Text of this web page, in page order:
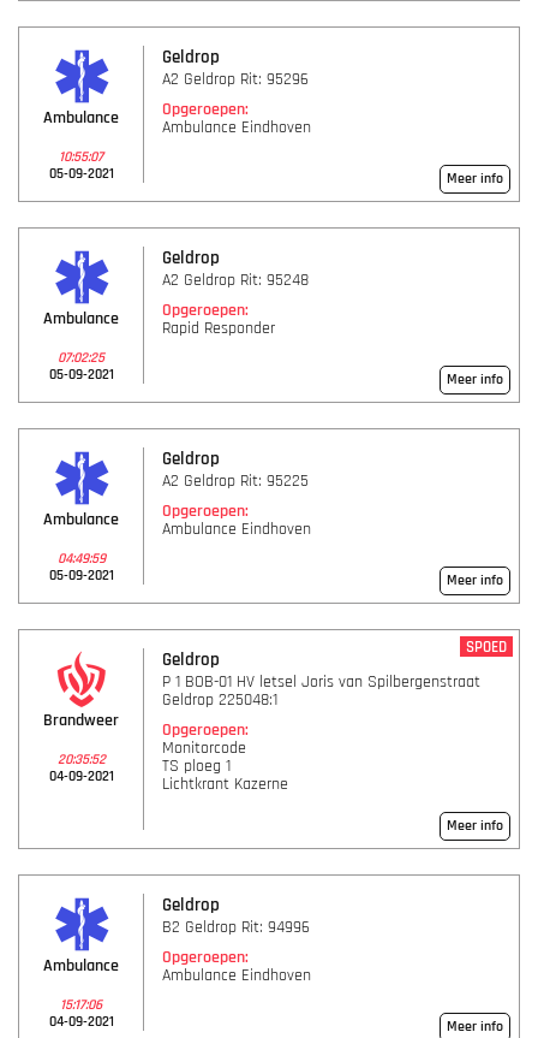
Ambulance
10:55:07
05-09-2021
Geldrop
A2 Geldrop Rit: 95296
Opgeroepen:
Ambulance Eindhoven
Meer info
Ambulance
07:02:25
05-09-2021
Geldrop
A2 Geldrop Rit: 95248
Opgeroepen:
Rapid Responder
Meer info
Ambulance
04:49:59
05-09-2021
Geldrop
A2 Geldrop Rit: 95225
Opgeroepen:
Ambulance Eindhoven
Meer info
Brandweer
20:35:52
04-09-2021
Geldrop
SPOED
P 1 BOB-01 HV letsel Joris van Spilbergenstraat
Geldrop 225048:1
Opgeroepen:
Monitorcode
TS ploeg 1
Lichtkrant Kazerne
Meer info
Ambulance
15:17:06
04-09-2021
Geldrop
B2 Geldrop Rit: 94996
Opgeroepen:
Ambulance Eindhoven
Meer info